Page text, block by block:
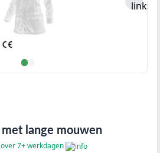
met lange mouwen
7+ werkdagen